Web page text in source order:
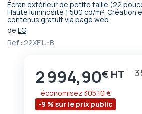
Écran extérieur de petite taille (22
Haute luminosité 1 500 cd/m². Création
contenus gratuit via page web.
de LG
Ref : 22XE1J-B
Prix
2 994,90€ 3
-9 % sur le prix public
économisez 305,10 €
Passer
au
début
de
d’images